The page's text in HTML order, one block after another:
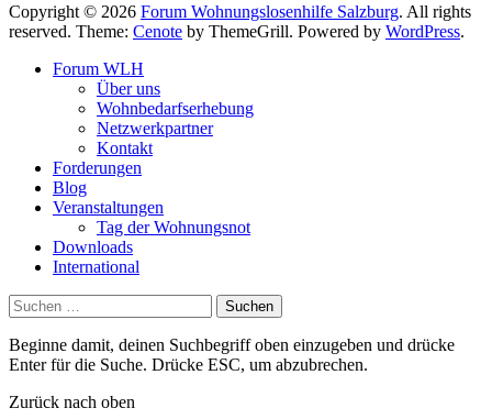
Copyright © 2026 Forum Wohnungslosenhilfe Salzburg. All rights
reserved. Theme: Cenote by ThemeGrill. Powered by WordPress.
Forum WLH
Über uns
Wohnbedarfserhebung
Netzwerkpartner
Kontakt
Forderungen
Blog
Veranstaltungen
Tag der Wohnungsnot
Downloads
International
Suchen
nach:
Beginne damit, deinen Suchbegriff oben einzugeben und drücke
Enter für die Suche. Drücke ESC, um abzubrechen.
Zurück nach oben